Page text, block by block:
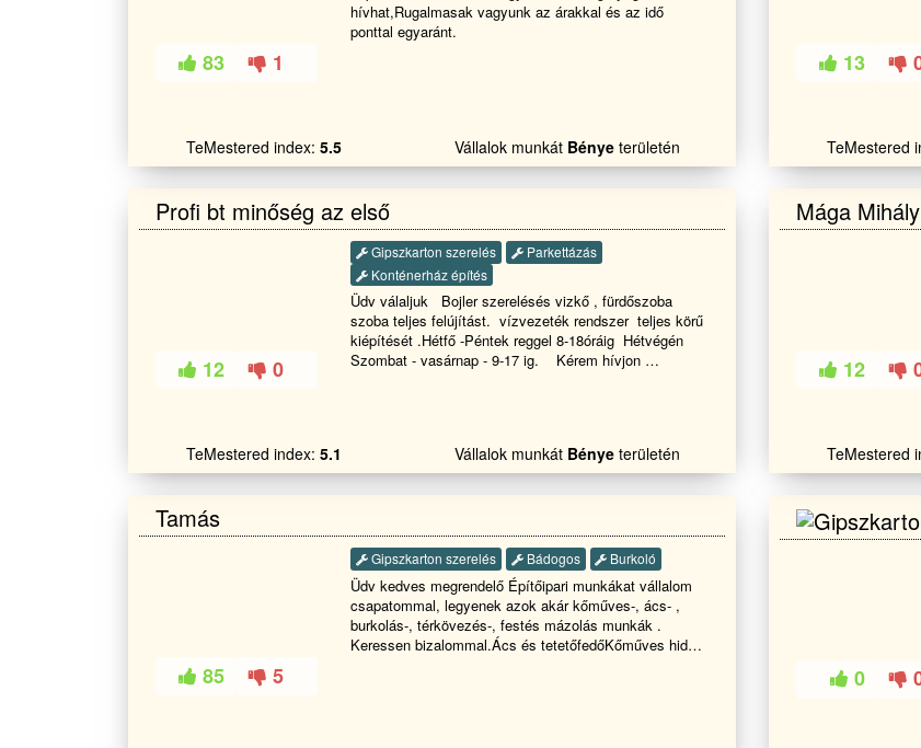
svgsmkls00@gmail.com
83 1
hívhat,Rugalmasak vagyunk az árakkal és az idő
ponttal egyaránt.
TeMestered index: 5.5 Vállalok munkát Bénye területén
13
TeMestered
Profi bt minőség az első
12 0
Gipszkarton szerelés
Parkettázás
Konténerház építés
Üdv válaljuk Bojler szerelésés vizkő , fürdőszoba
szoba teljes felújítást. vízvezeték rendszer teljes körű
kiépítését .Hétfő -Péntek reggel 8-18óráig Hétvégén
Szombat - vasárnap - 9-17 ig. Kérem hívjon
TeMestered index: 5.1 Vállalok munkát Bénye területén
Mága Mihály
12
TeMestered
Tamás
85 5
Gipszkarton szerelés Bádogos Burkoló
Üdv kedves megrendelő Építőipari munkákat vállalom
csapatommal, legyenek azok akár kőműves-, ács- ,
burkolás-, térkövezés-, festés mázolás munkák .
Keressen bizalommal.Ács és tetetőfedőKőműves hideg
0